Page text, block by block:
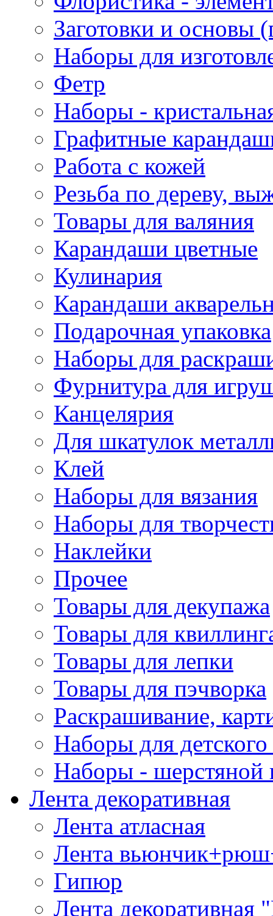
Заготовки и основы
Наборы для
Фетр
Наборы -
Графитные
Работа с кожей
Резьба по дереву,
Товары для валяния
Карандаши цветные
Кулинария
Карандаши
Подарочная упаковка
Наборы для
Фурнитура для
Канцелярия
Для шкатулок
Клей
Наборы для вязания
Наборы для
Наклейки
Прочее
Товары для декупажа
Товары для
Товары для лепки
Товары для пэчворка
Раскрашивание,
Наборы для
Наборы - шерстяной
Лента декоративная
Лента атласная
Лента
Гипюр
Лента декоративная